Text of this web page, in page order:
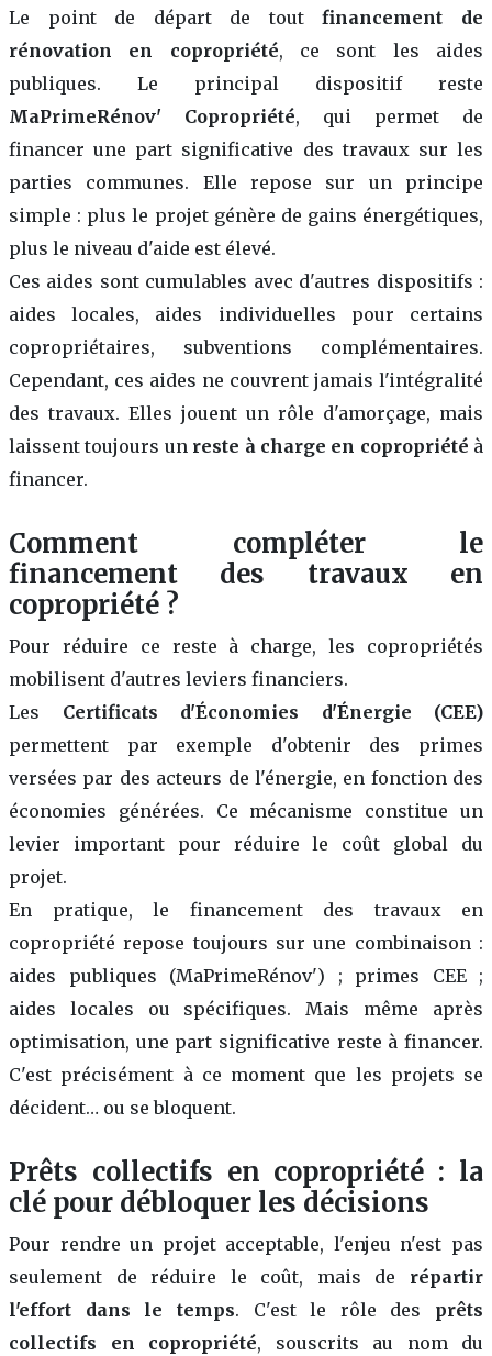
Le point de départ de toutfinancement de
rénovation en copropriété, ce sont les aides
publiques. Le principal dispositif reste
MaPrimeRénov' Copropriété, qui permet de
financer une part significative des travaux sur les
parties communes. Elle repose sur un principe
simple : plus le projet génère de gains énergétiques,
plus le niveau d'aide est élevé.
Ces aides sont cumulables avec d'autres dispositifs :
aides locales, aides individuelles pour certains
copropriétaires, subventions complémentaires.
Cependant, ces aides ne couvrent jamais l'intégralité
des travaux. Elles jouent un rôle d'amorçage, mais
laissent toujours un reste à charge en copropriété à
financer.
Comment compléter le
financement des travaux en
copropriété ?
Pour réduire ce reste à charge, les copropriétés
mobilisent d'autres leviers financiers.
Les Certificats d'Économies d'Énergie (CEE)
permettent par exemple d'obtenir des primes
versées par des acteurs de l'énergie, en fonction des
économies générées. Ce mécanisme constitue un
levier important pour réduire le coût global du
projet.
En pratique, le financement des travaux en
copropriété repose toujours sur une combinaison :
aides publiques (MaPrimeRénov') ; primes CEE ;
aides locales ou spécifiques. Mais même après
optimisation, une part significative reste à financer.
C'est précisément à ce moment que les projets se
décident… ou se bloquent.
Prêts collectifs en copropriété : la
clé pour débloquer les décisions
Pour rendre un projet acceptable, l'enjeu n'est pas
seulement de réduire le coût, mais de répartir
l'effort dans le temps. C'est le rôle des prêts
collectifs en copropriété, souscrits au nom du